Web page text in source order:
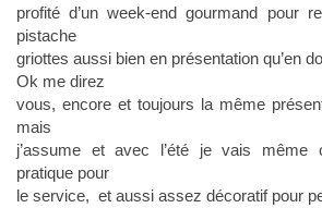
profité d’un week-end gourmand pour
pistache
griottes aussi bien en présentation qu’en
Ok me direz
vous, encore et toujours la même
mais
j’assume et avec l’été je vais même
pratique pour
le service, et aussi assez décoratif pour